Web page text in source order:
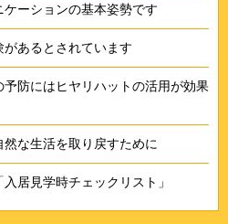
ーションの基本姿勢です
あるとされています
防にはヒヤリハットの活用が効果
な生活を取り戻すために
居見学時チェックリスト」